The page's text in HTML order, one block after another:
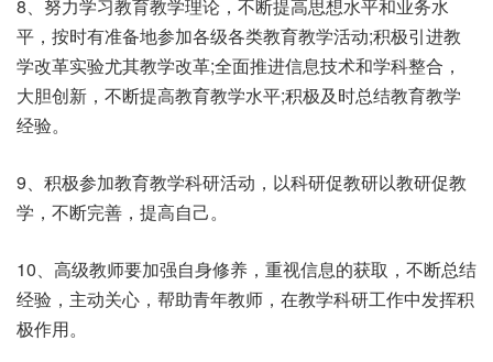
8、努力学习教育教学理论，不断提高思想水平和业务水
平，按时有准备地参加各级各类教育教学活动;积极引进教
学改革实验尤其教学改革;全面推进信息技术和学科整合，
大胆创新，不断提高教育教学水平;积极及时总结教育教学
经验。
9、积极参加教育教学科研活动，以科研促教研以教研促教
学，不断完善，提高自己。
10、高级教师要加强自身修养，重视信息的获取，不断总结
经验，主动关心，帮助青年教师，在教学科研工作中发挥积
极作用。